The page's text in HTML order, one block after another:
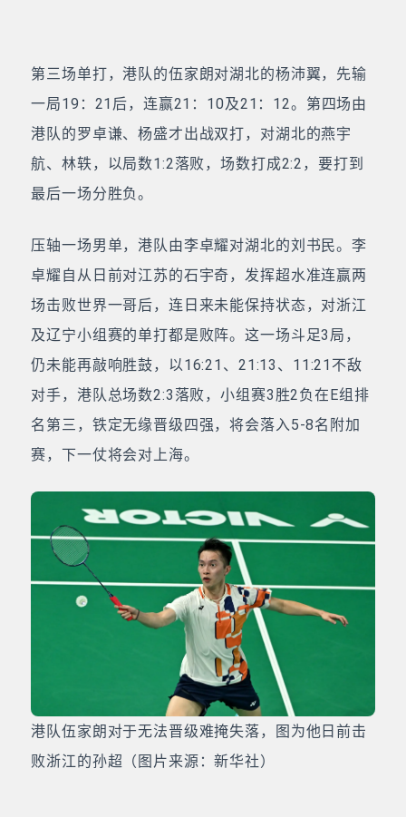
第三场单打，港队的伍家朗对湖北的杨沛翼，先输
一局19：21后，连赢21：10及21：12。第四场由
港队的罗卓谦、杨盛才出战双打，对湖北的燕宇
航、林轶，以局数1:2落败，场数打成2:2，要打到
最后一场分胜负。
压轴一场男单，港队由李卓耀对湖北的刘书民。李
卓耀自从日前对江苏的石宇奇，发挥超水准连赢两
场击败世界一哥后，连日来未能保持状态，对浙江
及辽宁小组赛的单打都是败阵。这一场斗足3局，
仍未能再敲响胜鼓，以16:21、21:13、11:21不敌
对手，港队总场数2:3落败，小组赛3胜2负在E组排
名第三，铁定无缘晋级四强，将会落入5-8名附加
赛，下一仗将会对上海。
港队伍家朗对于无法晋级难掩失落，图为他日前击
败浙江的孙超（图片来源：新华社）